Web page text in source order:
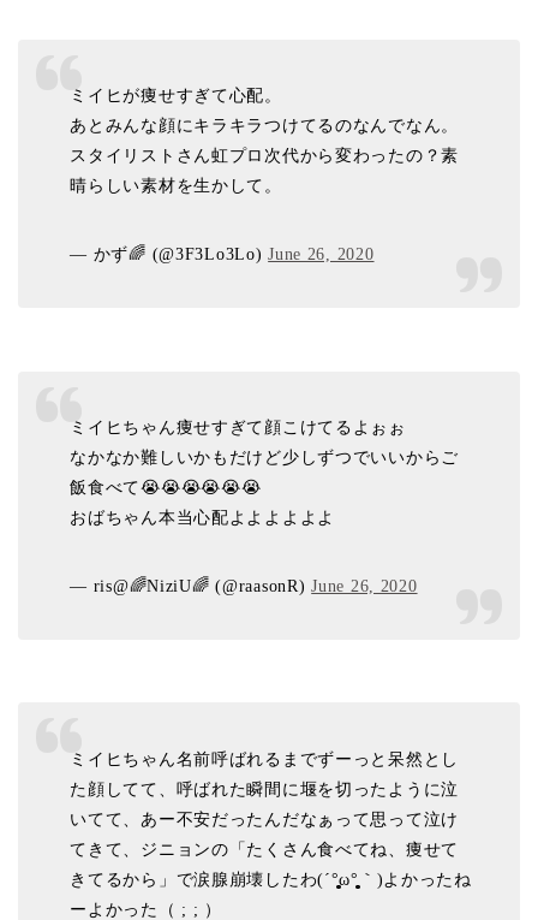
ミイヒが痩せすぎて心配。
あとみんな顔にキラキラつけてるのなんでなん。
スタイリストさん虹プロ次代から変わったの？素
晴らしい素材を生かして。
— かず🌈 (@3F3Lo3Lo)June 26, 2020
ミイヒちゃん痩せすぎて顔こけてるよぉぉ
なかなか難しいかもだけど少しずつでいいからご
飯食べて😭😭😭😭😭😭
おばちゃん本当心配よよよよよよ
— ris@🌈NiziU🌈 (@raasonR)June 26, 2020
ミイヒちゃん名前呼ばれるまでずーっと呆然とし
た顔してて、呼ばれた瞬間に堰を切ったように泣
いてて、あー不安だったんだなぁって思って泣け
てきて、ジニョンの「たくさん食べてね、痩せて
きてるから」で涙腺崩壊したわ(´°̥̥̥̥̥̥̥̥ω°̥̥̥̥̥̥̥̥｀)よかったね
ーよかった（ ; ; ）